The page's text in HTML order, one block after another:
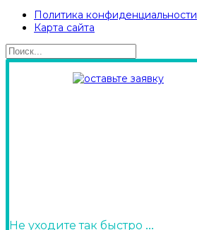
Политика конфиденциальности
Карта сайта
Не уходите так быстро ...